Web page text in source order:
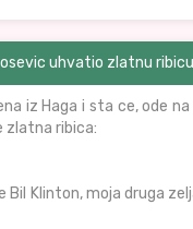
uhvatio zlatnu ribicu
iz Haga i sta ce, ode
zlatna ribica:
Klinton, moja druga